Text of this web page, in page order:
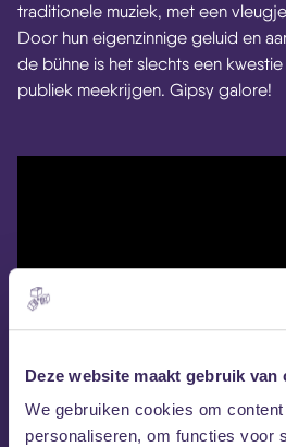
Deze website maakt gebruik van
We gebruiken cookies om
personaliseren, om functies voor
traditionele muziek, met een
Door hun eigenzinnige geluid en
de bühne is het slechts een
publiek meekrijgen. Gipsy galore!
MEZZ tipt